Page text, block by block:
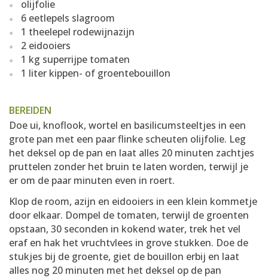
olijfolie
6 eetlepels slagroom
1 theelepel rodewijnazijn
2 eidooiers
1 kg superrijpe tomaten
1 liter kippen- of groentebouillon
BEREIDEN
Doe ui, knoflook, wortel en basilicumsteeltjes in een
grote pan met een paar flinke scheuten olijfolie. Leg
het deksel op de pan en laat alles 20 minuten zachtjes
pruttelen zonder het bruin te laten worden, terwijl je
er om de paar minuten even in roert.
Klop de room, azijn en eidooiers in een klein kommetje
door elkaar. Dompel de tomaten, terwijl de groenten
opstaan, 30 seconden in kokend water, trek het vel
eraf en hak het vruchtvlees in grove stukken. Doe de
stukjes bij de groente, giet de bouillon erbij en laat
alles nog 20 minuten met het deksel op de pan